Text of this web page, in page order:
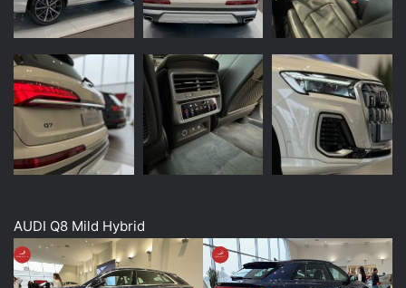
AUDI Q8 Mild Hybrid